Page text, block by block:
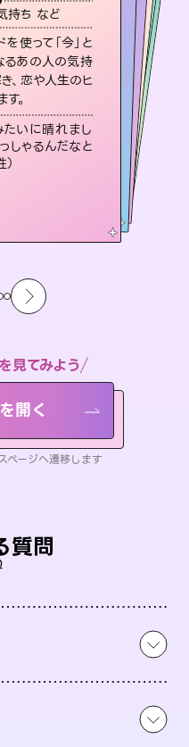
持ち など
使って「今」と
るあの人の気持
、恋や人生のヒ
。
いに晴れまし
しゃるんだなと
二人の未来 など
行方、同性愛や片
金問題まで知りた
なっていることを
押して導きます。
ってくれる所や濁
で、毎回自分の気
（30代 男性）
テゴリ
、復縁 など
て
ーンもの選択肢があり
にくくなっているあな
を見つけ、その未来を
ドバイスします。
ー
人間関係、本心など
いてびっくり。対策が
れます（40代）
談カテゴリ
人の気持ち、復縁 など
ついて
しており、友達以上恋人未満なお相手との今後や本音を丁寧に読み解き恋愛成就へと導きます。
ュー
いてアドバイス通りに行
活してきました。ありが
た（40代 女性）
相談カテゴリ
二人の未来、年の差 など
について
復縁、成就などの報告実績
ピストとして2万超の施術経
らこそできる鑑定で、より良
ポートします。
ビュー
る鑑定でした。しかもこち
ていないのに視えていらっ
驚きです（30代女性）
チュアル・リーディング
な相談カテゴリ
あの人の気持ち、復縁 など
について
上の歴史を持つ東洋最古の
」で詳細まで占い、幸せへ向
示します。厳しい結果にも具
をお伝えします。
ビュー
しっかり聞いて鑑定して
た。気持ちが楽になりまし
性）
見てみよう
開く
ージへ遷移します
質問